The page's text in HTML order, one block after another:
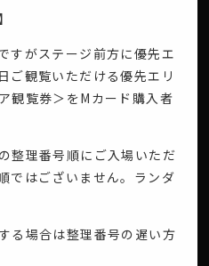
すがステージ前方に優先エ
ご観覧いただける優先エリ
観覧券＞をMカード購入者
整理番号順にご入場いただ
ではございません。ランダ
る場合は整理番号の遅い方